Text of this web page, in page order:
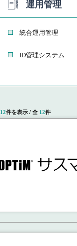
運用管理
統合運用管理
ID管理システム
12件を表示 / 全 12件